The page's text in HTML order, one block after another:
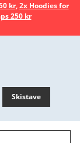
kr,2x Hoodies for
250 kr
Skistave